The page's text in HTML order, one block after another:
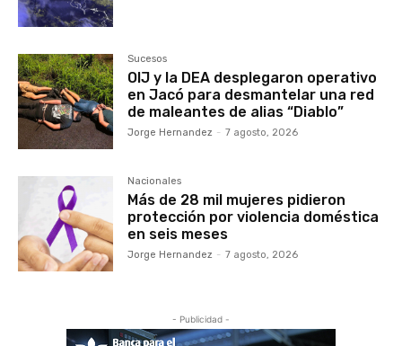
Sucesos
OIJ y la DEA desplegaron operativo
en Jacó para desmantelar una red
de maleantes de alias “Diablo”
Jorge Hernandez - 7 agosto, 2026
Nacionales
Más de 28 mil mujeres pidieron
protección por violencia doméstica
en seis meses
Jorge Hernandez - 7 agosto, 2026
- Publicidad -